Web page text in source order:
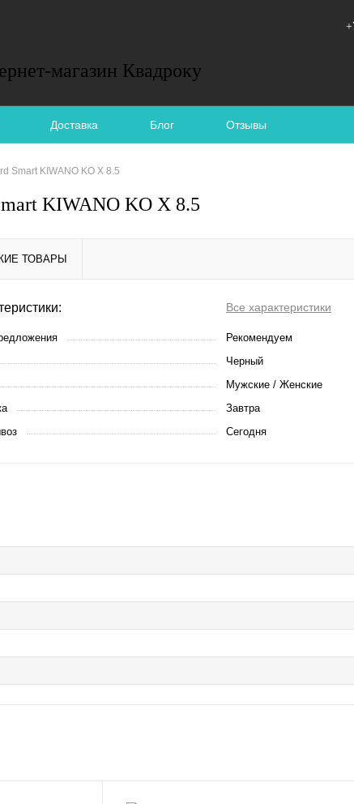
магазин Квадроку
Доставка Блог Отзывы
Smart KIWANO KO X 8.5
KIWANO KO X 8.5
ТОВАРЫ
Все характеристики
Рекомендуем
Черный
Мужские / Женские
Завтра
Сегодня